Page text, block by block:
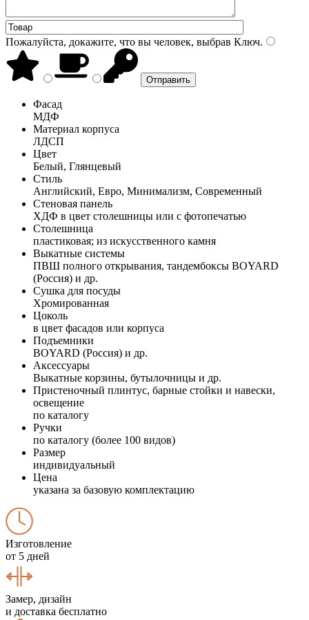
Пожалуйста, докажите, что вы человек, выбрав Ключ.
Фасад
МДФ
Материал корпуса
ЛДСП
Цвет
Белый, Глянцевый
Стиль
Английский, Евро, Минимализм, Современный
Стеновая панель
ХДФ в цвет столешницы или с фотопечатью
Столешница
пластиковая; из искусственного камня
Выкатные системы
ПВШ полного открывания, тандембоксы BOYARD
(Россия) и др.
Сушка для посуды
Хромированная
Цоколь
в цвет фасадов или корпуса
Подъемники
BOYARD (Россия) и др.
Аксессуары
Выкатные корзины, бутылочницы и др.
Пристеночный плинтус, барные стойки и навески,
освещение
по каталогу
Ручки
по каталогу (более 100 видов)
Размер
индивидуальный
Цена
указана за базовую комплектацию
Изготовление
от 5 дней
Замер, дизайн
и доставка бесплатно